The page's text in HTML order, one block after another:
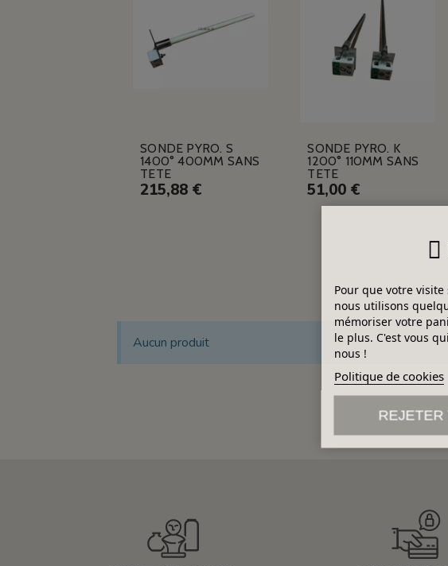
SONDE PYRO. S
1400° 400MM SANS
TETE
215,88 €
SONDE PYRO. K
1200° 110MM SANS
TETE
51,00 €
Aucun produit
Pour que votre
nous utilisons
mémoriser votre
le plus. C'est vous
nous !
Politique de cookies
REJETER